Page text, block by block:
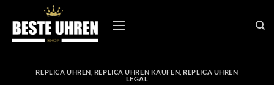
Inhalt
springen
REPLICA UHREN REPLICA UHREN KAUFEN ,REPLICA UHREN
LEGAL